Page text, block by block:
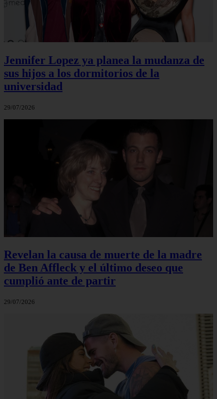
Jennifer Lopez ya planea la mudanza de
sus hijos a los dormitorios de la
universidad
29/07/2026
Revelan la causa de muerte de la madre
de Ben Affleck y el último deseo que
cumplió ante de partir
29/07/2026